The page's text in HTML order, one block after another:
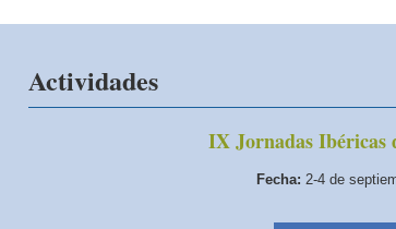
Actividades
IX Jornadas Ibéricas
Fecha: 2-4 de